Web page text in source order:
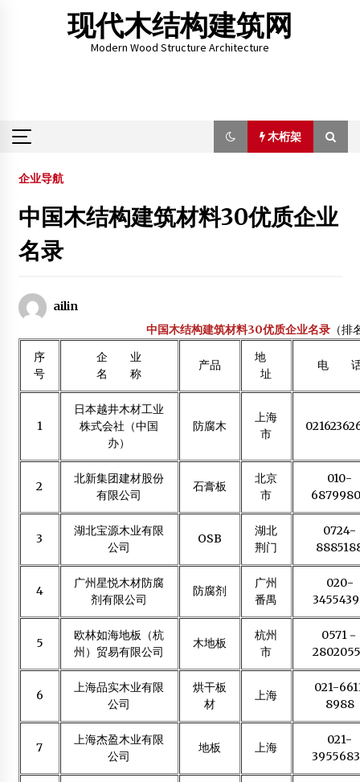
现代木结构建筑网
Modern Wood Structure Architecture
木桁架
木桁架
联众木业： 木结构潜在市场是中小城市
2012年6月8日
2015年4月19日
“未来之家2013”——体验森林式呼吸
2013年4月17日
国外木结构外形
国宝级黄花梨家具惊艳文博会
2012年5月25日
南京林业大学学生木模作品展
2012年3月28日
园林景观工程中合理应用木结构措施
2015年5月25日
木楼梯专业委员会成立大会在上海隆重召开
2012年4月3日
浙江仙居：政府重金改造木结构老屋换群众安全
2013年10月19日
世园会中国馆：一座“会呼吸”的绿色建筑
2019年3月31日
企业导航
中国木结构建筑材料30优质企业
名录
ailin
中国木结构建筑材料30优质企业名录 （
序
号
企 业
名 称
产品
地
址
电
1
日本越井木材工业
株式会社（中国
办）
防腐木
上海
市
2
北新集团建材股份
有限公司
石膏板
北京
市
010-
3
湖北宝源木业有限
公司
OSB
湖北
荆门
0724-
4
广州星悦木材防腐
剂有限公司
防腐剂
广州
番禺
020-
5
欧林如海地板（杭
州）贸易有限公司
木地板
杭州
市
0571－
6
上海品实木业有限
公司
烘干板
材
上海
021-
8988
7
上海杰盈木业有限
公司
地板 上海
021-